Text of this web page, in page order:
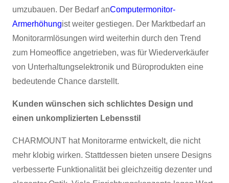
umzubauen. Der Bedarf anComputermonitor-
Armerhöhungist weiter gestiegen. Der Marktbedarf an
Monitorarmlösungen wird weiterhin durch den Trend
zum Homeoffice angetrieben, was für Wiederverkäufer
von Unterhaltungselektronik und Büroprodukten eine
bedeutende Chance darstellt.
Kunden wünschen sich schlichtes Design und
einen unkomplizierten Lebensstil
CHARMOUNT hat Monitorarme entwickelt, die nicht
mehr klobig wirken. Stattdessen bieten unsere Designs
verbesserte Funktionalität bei gleichzeitig dezenter und